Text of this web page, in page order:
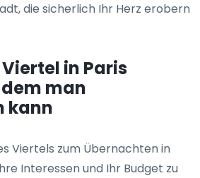
die sicherlich Ihr Herz erobern
in Paris
man
kann
Viertels zum Übernachten in
Interessen und Ihr Budget zu